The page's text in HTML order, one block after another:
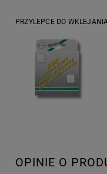
PRZYLEPCE DO
OPINIE O